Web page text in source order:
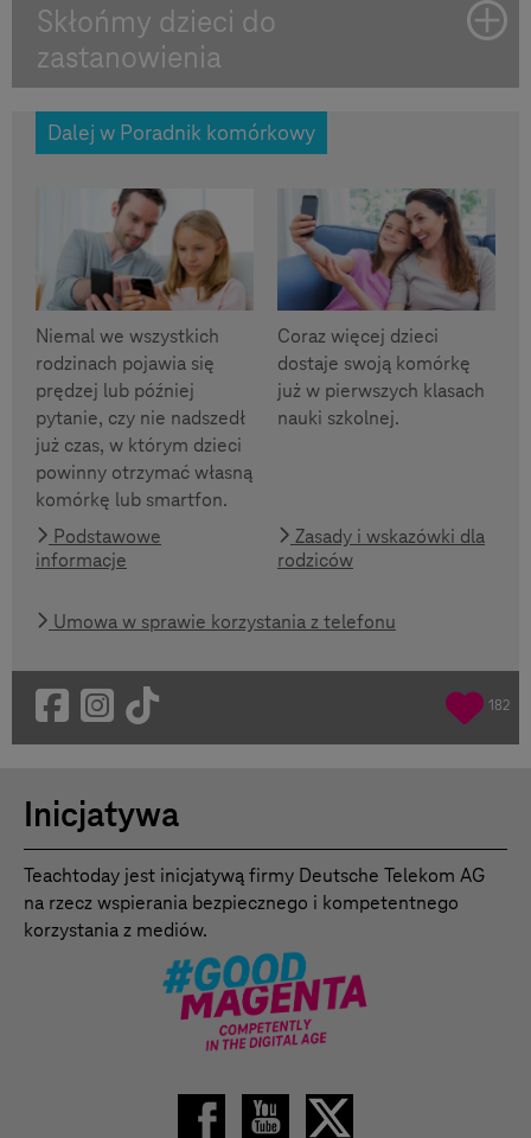
Skłońmy dzieci do
zastanowienia
Dalej w Poradnik komórkowy
Niemal we wszystkich
rodzinach pojawia się
prędzej lub później
pytanie, czy nie nadszedł
już czas, w którym dzieci
powinny otrzymać własną
komórkę lub smartfon.
Podstawowe
informacje
Coraz więcej dzieci
dostaje swoją komórkę
już w pierwszych klasach
nauki szkolnej.
Zasady i wskazówki dla
rodziców
Umowa w sprawie korzystania z telefonu
182
Inicjatywa
Teachtoday jest inicjatywą firmy Deutsche Telekom AG
na rzecz wspierania bezpiecznego i kompetentnego
korzystania z mediów.